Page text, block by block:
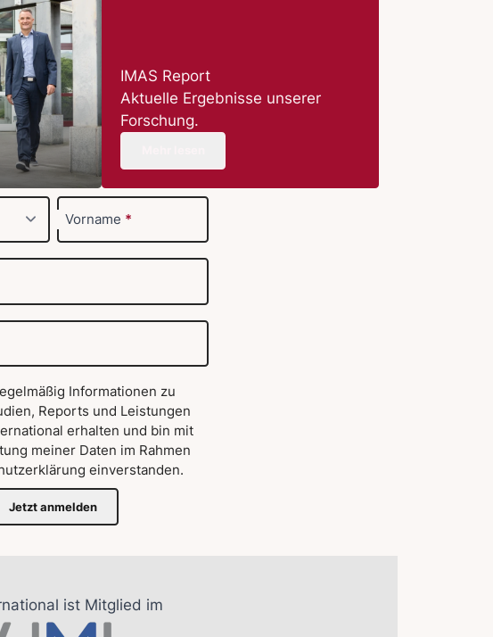
IMAS Report
Aktuelle Ergebnisse unserer
Forschung.
Vorname *
Informationen zu
Reports und Leistungen
erhalten und bin mit
meiner Daten im Rahmen
einverstanden.
Jetzt anmelden
ist Mitglied im